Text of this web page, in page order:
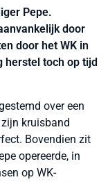
Pepe.
door
door het WK in
herstel toch op tijd
over een
kruisband
Bovendien zit
opereerde, in
op WK-